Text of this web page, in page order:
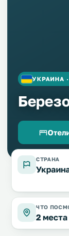
УКРАИНА
СТРАНА
ЧТО
2 места